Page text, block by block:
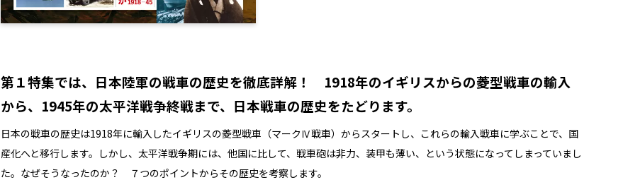
第１特集では、日本陸軍の戦車の歴史を徹底詳解！ 1918年のイギリスからの菱型戦車の輸入
から、1945年の太平洋戦争終戦まで、日本戦車の歴史をたどります。
日本の戦車の歴史は1918年に輸入したイギリスの菱型戦車（マークⅣ戦車）からスタートし、これらの輸入戦車に学ぶことで、国
産化へと移行します。しかし、太平洋戦争期には、他国に比して、戦車砲は非力、装甲も薄い、という状態になってしまっていまし
た。なぜそうなったのか？ ７つのポイントからその歴史を考察します。